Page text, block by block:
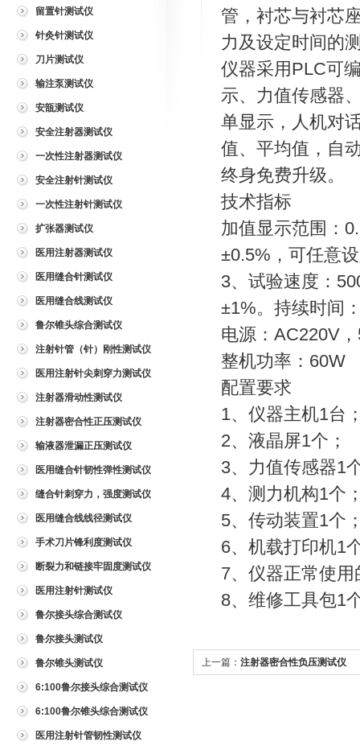
留置针测试仪
针灸针测试仪
刀片测试仪
输注泵测试仪
安瓿测试仪
安全注射器测试仪
一次性注射器测试仪
安全注射针测试仪
一次性注射针测试仪
扩张器测试仪
医用注射器测试仪
医用缝合针测试仪
医用缝合线测试仪
鲁尔锥头综合测试仪
注射针管（针）刚性测试仪
医用注射针尖刺穿力测试仪
注射器滑动性测试仪
注射器密合性正压测试仪
输液器泄漏正压测试仪
医用缝合针韧性弹性测试仪
缝合针刺穿力，强度测试仪
医用缝合线线径测试仪
手术刀片锋利度测试仪
断裂力和链接牢固度测试仪
医用注射针测试仪
鲁尔接头综合测试仪
鲁尔接头测试仪
鲁尔锥头测试仪
6:100鲁尔接头综合测试仪
6:100鲁尔锥头综合测试仪
医用注射针管韧性测试仪
管，衬芯与衬芯
力及设定时间的
仪器采用PLC可
示、力值传感器
单显示，人机对
值、平均值，自
终身免费升级。
技术指标
加值显示范围：
±0.5%，可任意
3、试验速度：
±1%。持续时间
电源：AC220V
整机功率：60W
配置要求
1、仪器主机1台
2、液晶屏1个；
3、力值传感器1
4、测力机构1个
5、传动装置1个
6、机载打印机1
7、仪器正常使
8、维修工具包1
上一篇： 注射器密合性负压测试仪